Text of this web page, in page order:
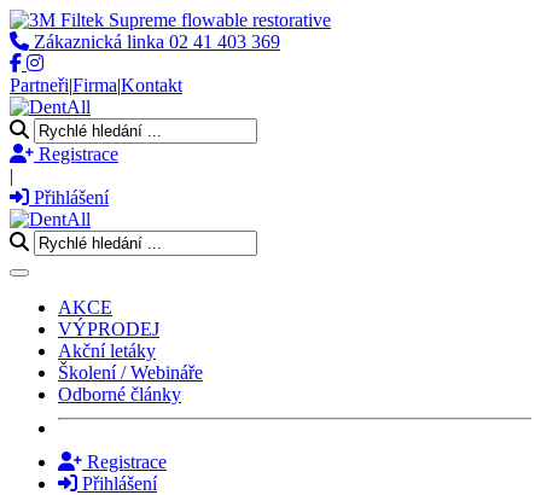
Zákaznická linka 02 41 403 369
Partneři|Firma|Kontakt
Registrace
|
Přihlášení
Toggle navigation
AKCE
VÝPRODEJ
Akční letáky
Školení / Webináře
Odborné články
Registrace
Přihlášení